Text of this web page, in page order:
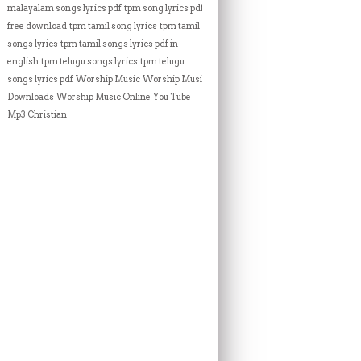
malayalam songs lyrics pdf tpm song lyrics pdf
free download tpm tamil song lyrics tpm tamil
songs lyrics tpm tamil songs lyrics pdf in
english tpm telugu songs lyrics tpm telugu
songs lyrics pdf Worship Music Worship Music
Downloads Worship Music Online You Tube
Mp3 Christian